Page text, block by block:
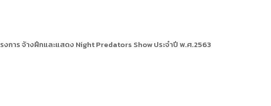
การ จ้างฝึกและแสดง Night Predators Show ประจำปี พ.ศ.2563